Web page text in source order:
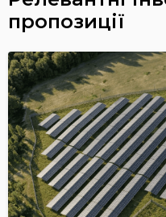
пропозиції